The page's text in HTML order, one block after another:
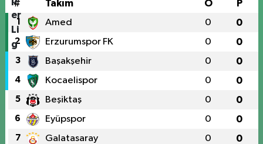
# Takım O P
1 Amed 0 0
2 Erzurumspor FK 0 0
3 Başakşehir 0 0
4 Kocaelispor 0 0
5 Beşiktaş 0 0
6 Eyüpspor 0 0
7 Galatasaray 0 0